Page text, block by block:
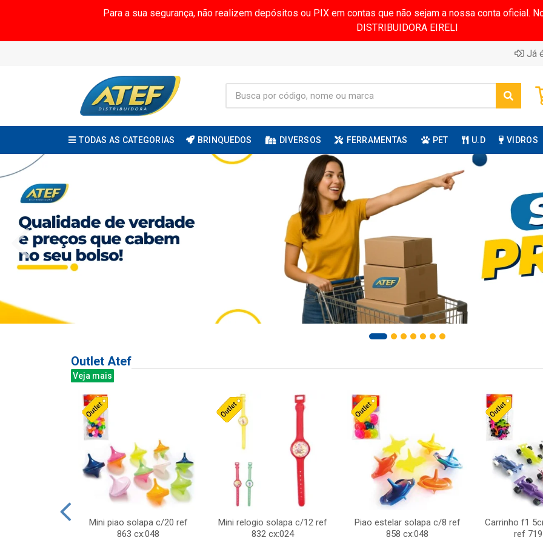
Para a sua segurança, não realizem depósitos ou PIX em contas que não sejam a nossa conta oficial.
DISTRIBUIDORA EIRELI
Já
TODAS AS CATEGORIAS BRINQUEDOS DIVERSOS FERRAMENTAS PET U.D VIDROS
Outlet Atef
Veja mais
Mini piao solapa c/20 ref
863 cx:048
Mini relogio solapa c/12 ref
832 cx:024
Piao estelar solapa c/8 ref
858 cx:048
Carrinho f1
ref